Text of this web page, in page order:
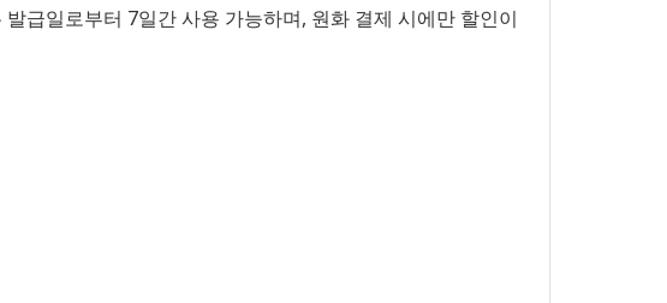
급일로부터 7일간 사용 가능하며, 원화 결제 시에만 할인이